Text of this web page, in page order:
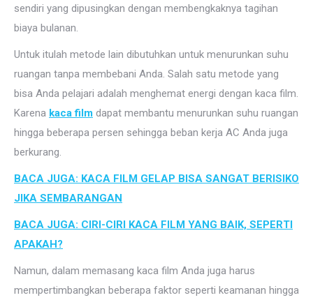
sendiri yang dipusingkan dengan membengkaknya tagihan
biaya bulanan.
Untuk itulah metode lain dibutuhkan untuk menurunkan suhu
ruangan tanpa membebani Anda. Salah satu metode yang
bisa Anda pelajari adalah menghemat energi dengan kaca film.
Karena kaca film dapat membantu menurunkan suhu ruangan
hingga beberapa persen sehingga beban kerja AC Anda juga
berkurang.
BACA JUGA: KACA FILM GELAP BISA SANGAT BERISIKO
JIKA SEMBARANGAN
BACA JUGA: CIRI-CIRI KACA FILM YANG BAIK, SEPERTI
APAKAH?
Namun, dalam memasang kaca film Anda juga harus
mempertimbangkan beberapa faktor seperti keamanan hingga